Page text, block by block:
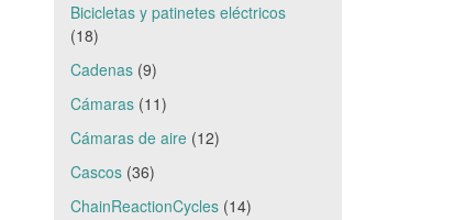
Bicicletas y patinetes eléctricos
(18)
Cadenas(9)
Cámaras(11)
Cámaras de aire(12)
Cascos(36)
ChainReactionCycles(14)